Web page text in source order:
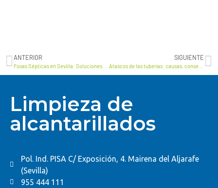
ANTERIOR SIGUIENTE
Atascos de las tuberías: causas, consecuencias y soluciones
Limpieza de
alcantarillados
Pol. Ind. PISA C/ Exposición, 4. Mairena del Aljarafe
(Sevilla)
955 444 111